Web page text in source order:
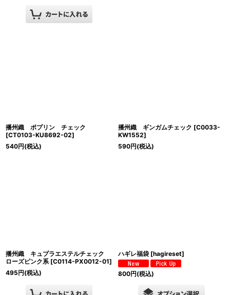
播州織 ポプリン チェック
[CT0103-KU8692-02]
540円(税込)
播州織 ギンガムチェック [C0033-
KW1552]
590円(税込)
播州織 キュプラエステルチェック
ローズピンク系 [C0114-PX0012-01]
495円(税込)
ハギレ福袋 [hagireset]
800円(税込)